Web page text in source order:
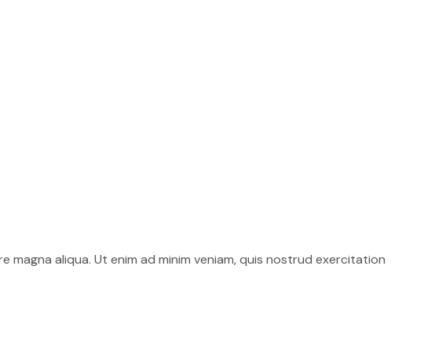
aliqua. Ut enim ad minim veniam, quis nostrud exercitation